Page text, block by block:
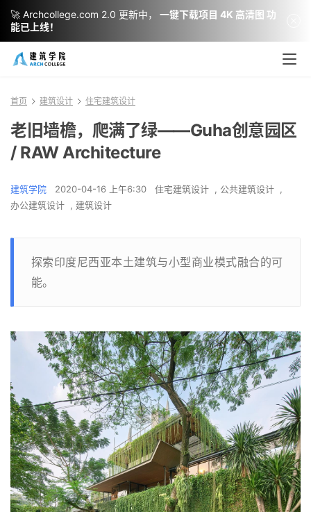
首页 建筑设计 住宅建筑设计
老旧墙檐，爬满了绿——Guha创意园区
/ RAW Architecture
建筑学院 2020-04-16 上午6:30 住宅建筑设计 , 公共建筑设计 ,
办公建筑设计 , 建筑设计
探索印度尼西亚本土建筑与小型商业模式融合的可
能。
🚀 Archcollege.com 2.0 更新中，
一键下载项目 4K 高清图 功
能已上线！